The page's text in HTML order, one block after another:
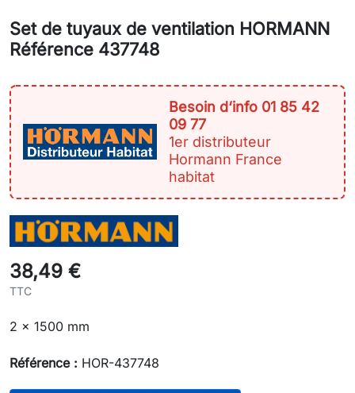
Set de tuyaux de ventilation HORMANN
Référence 437748
Besoin d‘info 01 85 42
09 77
1er distributeur
Hormann France
habitat
38,49 €
TTC
2 x 1500 mm
Référence : HOR-437748